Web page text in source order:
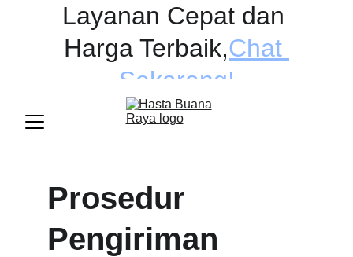
Layanan Cepat dan
Harga Terbaik,Chat
Sekarang!
Prosedur
Pengiriman